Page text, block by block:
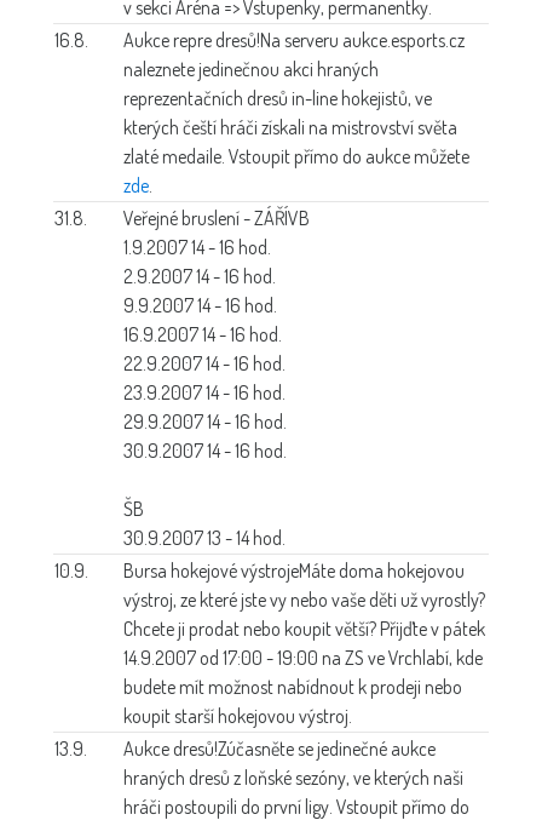
v sekci Aréna => Vstupenky, permanentky.
16.8.
Aukce repre dresů!Na serveru aukce.esports.cz
naleznete jedinečnou akci hraných
reprezentačních dresů in-line hokejistů, ve
kterých čeští hráči získali na mistrovství světa
zlaté medaile. Vstoupit přímo do aukce můžete
zde
31.8.
Veřejné bruslení - ZÁŘÍVB
1.9.2007 14 - 16 hod.
2.9.2007 14 - 16 hod.
9.9.2007 14 - 16 hod.
16.9.2007 14 - 16 hod.
22.9.2007 14 - 16 hod.
23.9.2007 14 - 16 hod.
29.9.2007 14 - 16 hod.
30.9.2007 14 - 16 hod.
ŠB
30.9.2007 13 - 14 hod.
10.9.
Bursa hokejové výstrojeMáte doma hokejovou
výstroj, ze které jste vy nebo vaše děti už vyrostly?
Chcete ji prodat nebo koupit větší? Přijďte v pátek
14.9.2007 od 17:00 - 19:00 na ZS ve Vrchlabí, kde
budete mít možnost nabídnout k prodeji nebo
koupit starší hokejovou výstroj.
13.9.
Aukce dresů!Zúčasněte se jedinečné aukce
hraných dresů z loňské sezóny, ve kterých naši
hráči postoupili do první ligy. Vstoupit přímo do